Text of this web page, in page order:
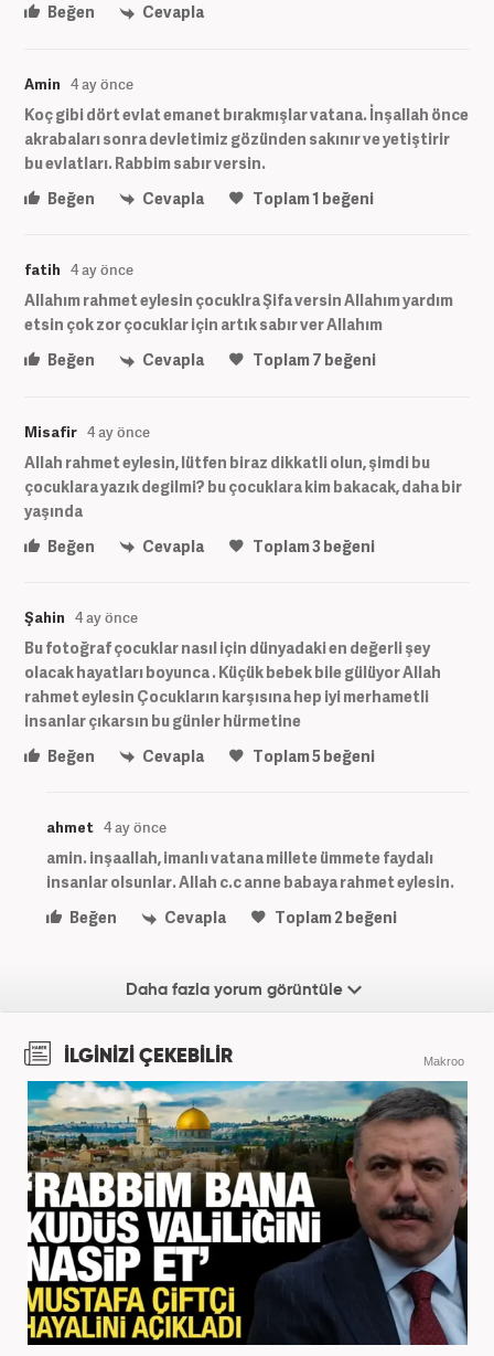
Beğen
Cevapla
Amin 4 ay önce
Koç gibi dört evlat emanet bırakmışlar vatana. İnşallah önce
akrabaları sonra devletimiz gözünden sakınır ve yetiştirir
bu evlatları. Rabbim sabır versin.
Beğen
Cevapla Toplam1 beğeni
fatih 4 ay önce
Allahım rahmet eylesin çocuklra Şifa versin Allahım yardım
etsin çok zor çocuklar için artık sabır ver Allahım
Beğen
Cevapla Toplam7 beğeni
Misafir 4 ay önce
Allah rahmet eylesin, lütfen biraz dikkatli olun, şimdi bu
çocuklara yazık degilmi? bu çocuklara kim bakacak, daha bir
yaşında
Beğen
Cevapla Toplam3beğeni
Şahin 4 ay önce
Bu fotoğraf çocuklar nasıl için dünyadaki en değerli şey
olacak hayatları boyunca . Küçük bebek bile gülüyor Allah
rahmet eylesin Çocukların karşısına hep iyi merhametli
insanlar çıkarsın bu günler hürmetine
Beğen
Cevapla Toplam5beğeni
ahmet 4 ay önce
amin. inşaallah, imanlı vatana millete ümmete faydalı
insanlar olsunlar. Allah c.c anne babaya rahmet eylesin.
Beğen
Cevapla Toplam2beğeni
Daha fazla yorum görüntüle
İLGİNİZİ ÇEKEBİLİR Makroo